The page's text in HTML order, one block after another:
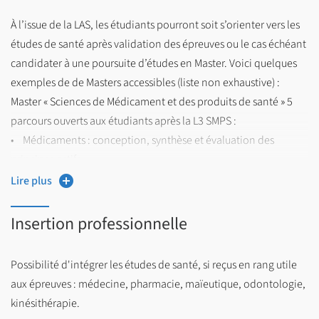
la Faculté de Pharmacie.
Les principaux prérequis étudiés par les responsables
pédagogiques sont d’avoir suivi en première année une
formation scientifique suffisante et adaptée permettant à
l’étudiant de suivre avec profit les
enseignements de la licence, avec des connaissances sur
différents champs disciplinaires notamment en biologie
(chimie organique et inorganique).
Le projet professionnel de l’étudiant fait également partie
des critères d’évaluation.
À l’issue de la LAS, les étudiants pourront soit s’orienter vers les
études de santé après validation des épreuves ou le cas échéant
candidater à une poursuite d’études en Master. Voici quelques
exemples de de Masters accessibles (liste non exhaustive) :
Master « Sciences de Médicament et des produits de santé » 5
parcours ouverts aux étudiants après la L3 SMPS :
• Médicaments : conception, synthèse et évaluation des
• Dispositifs médicaux et biomatériaux
• Optimisation thérapeutique : de la fabrication à la clinique
• Conception de dispositifs numériques en santé : normes,
Master Ingénierie de la santé parcours « Healthcare business et
recherche clinique »
Lire plus
Insertion professionnelle
Possibilité d'intégrer les études de santé, si reçus en rang utile
aux épreuves : médecine, pharmacie, maïeutique, odontologie,
kinésithérapie.